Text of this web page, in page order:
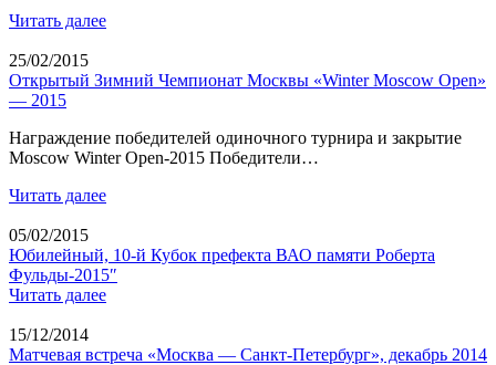
Читать далее
25/02/2015
Открытый Зимний Чемпионат Москвы «Winter Moscow Open»
— 2015
Награждение победителей одиночного турнира и закрытие
Moscow Winter Open-2015 Победители…
Читать далее
05/02/2015
Юбилейный, 10-й Кубок префекта ВАО памяти Роберта
Фульды-2015″
Читать далее
15/12/2014
Матчевая встреча «Москва — Санкт-Петербург», декабрь 2014